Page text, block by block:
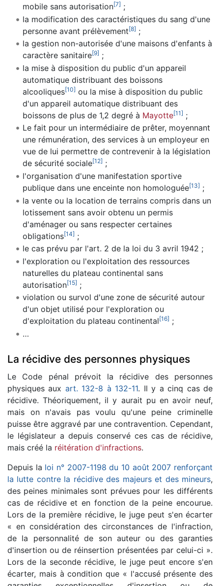
mobile sans autorisation[7] ;
la modification des caractéristiques du sang d'une
personne avant prélèvement[8] ;
la gestion non-autorisée d'une maisons d'enfants à
caractère sanitaire[9] ;
la mise à disposition du public d'un appareil
automatique distribuant des boissons
alcooliques[10] ou la mise à disposition du public
d'un appareil automatique distribuant des
boissons de plus de 1,2 degré à Mayotte[11] ;
Le fait pour un intermédiaire de prêter, moyennant
une rémunération, des services à un employeur en
vue de lui permettre de contrevenir à la législation
de sécurité sociale[12] ;
l'organisation d'une manifestation sportive
publique dans une enceinte non homologuée[13] ;
la vente ou la location de terrains compris dans un
lotissement sans avoir obtenu un permis
d'aménager ou sans respecter certaines
obligations[14] ;
le cas prévu par l'art. 2 de la loi du 3 avril 1942 ;
l'exploration ou l'exploitation des ressources
naturelles du plateau continental sans
autorisation[15] ;
violation ou survol d'une zone de sécurité autour
d'un objet utilisé pour l'exploration ou
d'exploitation du plateau continental[16] ;
…
La récidive des personnes physiques
Le Code pénal prévoit la récidive des personnes
physiques aux art. 132-8 à 132-11. Il y a cinq cas de
récidive. Théoriquement, il y aurait pu en avoir neuf,
mais on n'avais pas voulu qu'une peine criminelle
puisse être aggravé par une contravention. Cependant,
le législateur a depuis conservé ces cas de récidive,
mais créé la réitération d'infractions.
Depuis la loi n° 2007-1198 du 10 août 2007 renforçant
la lutte contre la récidive des majeurs et des mineurs,
des peines minimales sont prévues pour les différents
cas de récidive et en fonction de la peine encourue.
Lors de la première récidive, le juge peut s'en écarter
« en considération des circonstances de l'infraction,
de la personnalité de son auteur ou des garanties
d'insertion ou de réinsertion présentées par celui-ci ».
Lors de la seconde récidive, le juge peut encore s'en
écarter, mais à condition que « l'accusé présente des